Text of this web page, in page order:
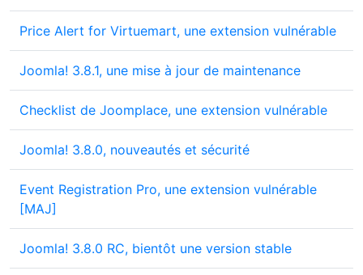
Price Alert for Virtuemart, une extension vulnérable
Joomla! 3.8.1, une mise à jour de maintenance
Checklist de Joomplace, une extension vulnérable
Joomla! 3.8.0, nouveautés et sécurité
Event Registration Pro, une extension vulnérable
[MAJ]
Joomla! 3.8.0 RC, bientôt une version stable